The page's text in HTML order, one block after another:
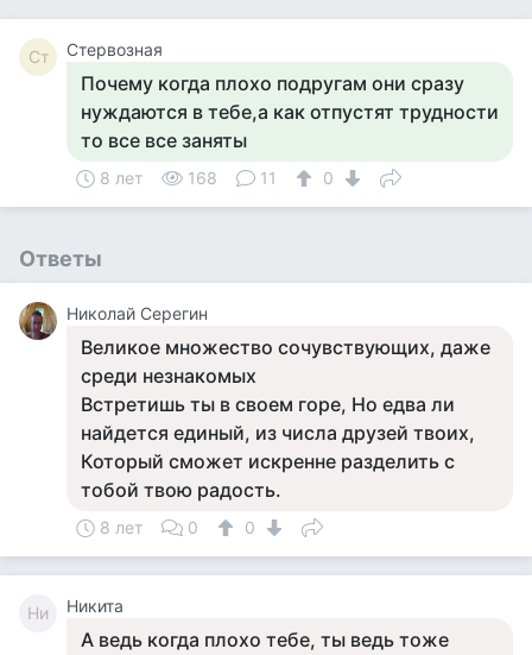
Ст Стервозная
Почему когда плохо подругам они сразу
нуждаются в тебе,а как отпустят трудности
то все все заняты
8 лет 168 11 0
Ответы
Николай Серегин
Великое множество сочувствующих, даже
среди незнакомых
Встретишь ты в своем горе, Но едва ли
найдется единый, из числа друзей твоих,
Который сможет искренне разделить с
тобой твою радость.
8 лет 0 0
Ни Никита
А ведь когда плохо тебе, ты ведь тоже